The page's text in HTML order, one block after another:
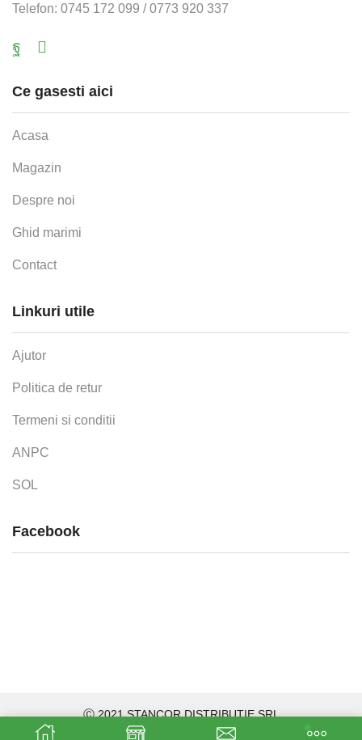
Telefon: 0745 172 099 / 0773 920 337
Facebook
Ce gasesti aici
Acasa
Magazin
Despre noi
Ghid marimi
Contact
Linkuri utile
Ajutor
Politica de retur
Termeni si conditii
ANPC
SOL
Facebook
Ⓒ 2021 STANCOR DISTRIBUTIE SRL